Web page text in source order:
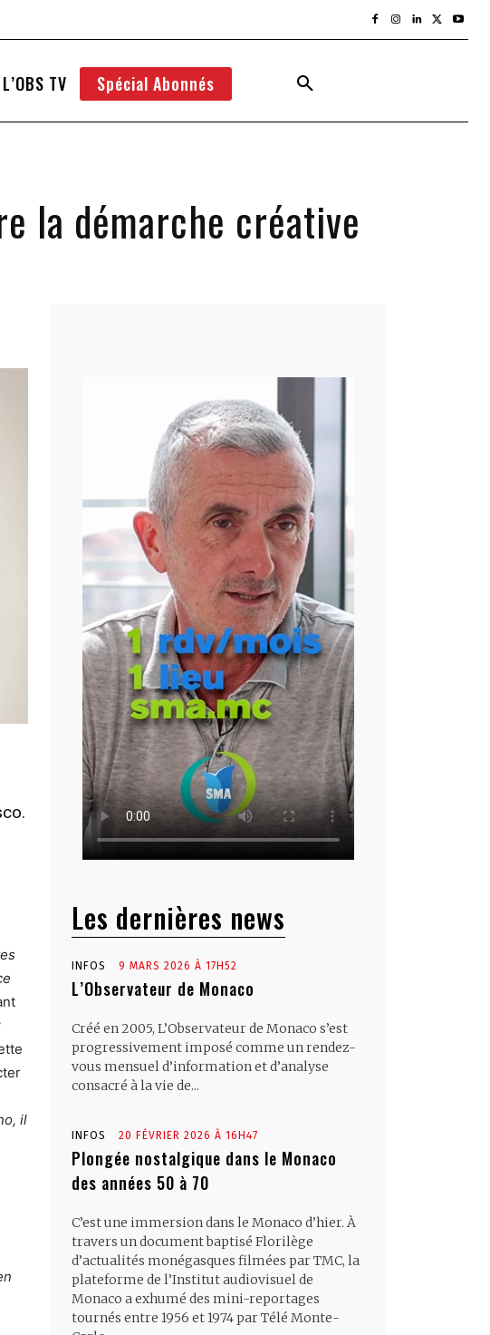
L’OBS TV Spécial Abonnés
la démarche créative
il
Les dernières news
INFOS 9 MARS 2026 À 17H52
L’Observateur de Monaco
Créé en 2005, L’Observateur de Monaco s’est
progressivement imposé comme un rendez-
vous mensuel d’information et d’analyse
consacré à la vie de...
INFOS 20 FÉVRIER 2026 À 16H47
Plongée nostalgique dans le Monaco
des années 50 à 70
C’est une immersion dans le Monaco d’hier. À
travers un document baptisé Florilège
d’actualités monégasques filmées par TMC, la
plateforme de l’Institut audiovisuel de
Monaco a exhumé des mini-reportages
tournés entre 1956 et 1974 par Télé Monte-